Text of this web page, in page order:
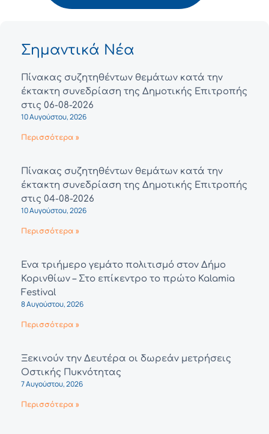
Σημαντικά Νέα
Πίνακας συζητηθέντων θεμάτων κατά την
έκτακτη συνεδρίαση της Δημοτικής Επιτροπής
στις 06-08-2026
10 Αυγούστου, 2026
Περισσότερα »
Πίνακας συζητηθέντων θεμάτων κατά την
έκτακτη συνεδρίαση της Δημοτικής Επιτροπής
στις 04-08-2026
10 Αυγούστου, 2026
Περισσότερα »
Ένα τριήμερο γεμάτο πολιτισμό στον Δήμο
Κορινθίων – Στο επίκεντρο το πρώτο Kalamia
Festival
8 Αυγούστου, 2026
Περισσότερα »
Ξεκινούν την Δευτέρα οι δωρεάν μετρήσεις
Οστικής Πυκνότητας
7 Αυγούστου, 2026
Περισσότερα »